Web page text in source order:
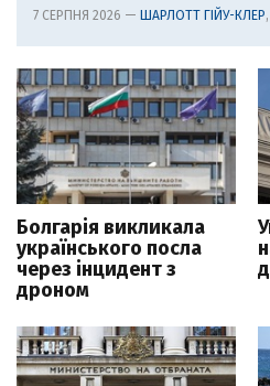
Болгарія викликала
українського посла
через інцидент з
дроном
7 СЕРПНЯ 2026 — ШАРЛОТТ ГІЙУ-КЛЕР